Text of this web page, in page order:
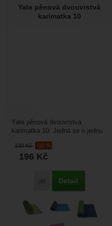
Nebyla
Yate pěnová dvouvrstvá
karimatka 10
230Kč -15 %
196 Kč
Porovnat
Detail
Yate pěnová dvouvrstvá
karimatka 10: Jedná se o jednu
Nabízí spoustu možností...